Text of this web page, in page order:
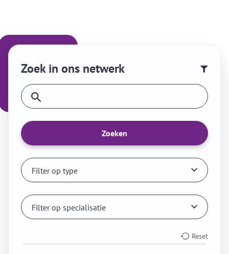
Zoek in ons netwerk
Zoeken
Filter op type
Filter op specialisatie
Reset